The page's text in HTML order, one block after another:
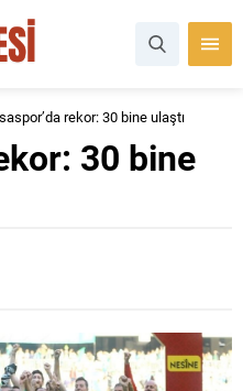
rekor: 30 bine ulaştı
30 bine